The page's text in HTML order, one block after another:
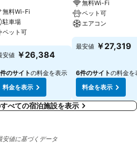
無料Wi-Fi
駐車場
ペット可
金を表示
安値 ￥26,384
のサイトの料金を表示
料金を表示
無料Wi-Fi
ペット可
エアコン
料金を表示
最安値 ￥27,319
6件のサイトの料金を
料金を表示
べての宿泊施設を表示
値に基づくデータ